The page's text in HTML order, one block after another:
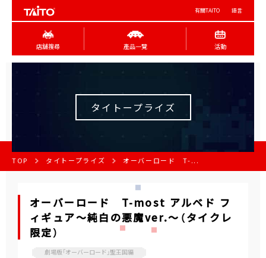
有關TAITO 語言
店舖搜尋 產品一覽 活動
タイトープライズ
TOP タイトープライズ オーバーロード T-...
オーバーロード T-most アルベド フ
ィギュア～純白の悪魔ver.～（タイクレ
限定）
劇場版「オーバーロード」聖王国編